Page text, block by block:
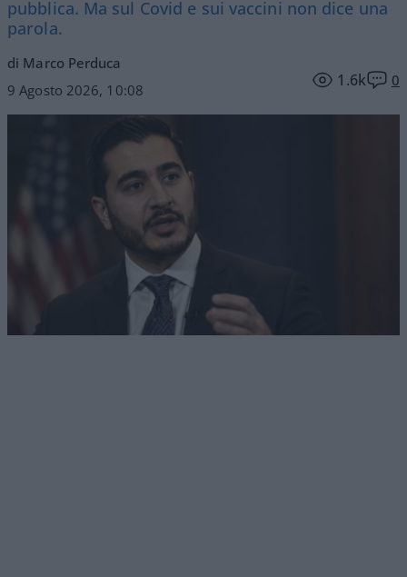
pubblica. Ma sul Covid e sui vaccini non dice una
parola.
di Marco Perduca
9 Agosto 2026, 10:08
1.6k 0